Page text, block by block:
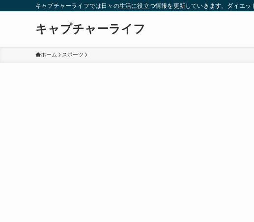
キャプチャーライフでは日々の生活に役立つ情報を更新していきます。ダイエ
キャプチャーライフ
ホーム スポーツ